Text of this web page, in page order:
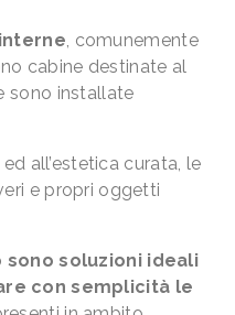
, comunemente
cabine destinate al
sono installate
all’estetica curata, le
e propri oggetti
soluzioni ideali
con semplicità le